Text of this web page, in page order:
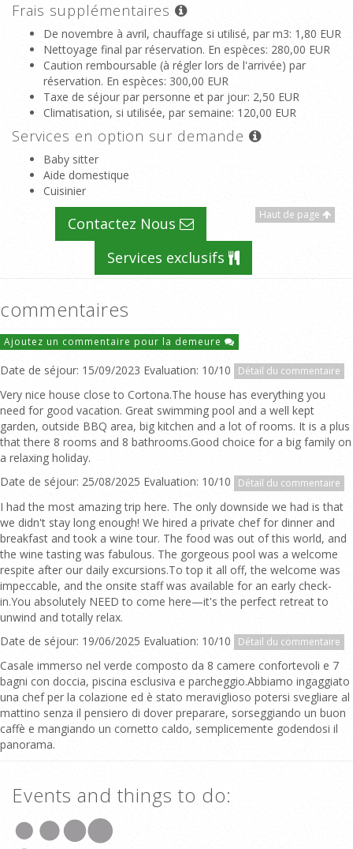
Frais supplémentaires
De novembre à avril, chauffage si utilisé, par m3: 1,80 EUR
Nettoyage final par réservation. En espèces: 280,00 EUR
Caution remboursable (à régler lors de l'arrivée) par
réservation. En espèces: 300,00 EUR
Taxe de séjour par personne et par jour: 2,50 EUR
Climatisation, si utilisée, par semaine: 120,00 EUR
Services en option sur demande
Baby sitter
Aide domestique
Cuisinier
Haut de page
Contactez Nous
Services exclusifs
commentaires
Ajoutez un commentaire pour la demeure
Date de séjour: 15/09/2023 Evaluation: 10/10 Détail du commentaire
Very nice house close to Cortona.The house has everything you
need for good vacation. Great swimming pool and a well kept
garden, outside BBQ area, big kitchen and a lot of rooms. It is a plus
that there 8 rooms and 8 bathrooms.Good choice for a big family on
a relaxing holiday.
Date de séjour: 25/08/2025 Evaluation: 10/10
Détail du commentaire
I had the most amazing trip here. The only downside we had is that
we didn't stay long enough! We hired a private chef for dinner and
breakfast and took a wine tour. The food was out of this world, and
the wine tasting was fabulous. The gorgeous pool was a welcome
respite after our daily excursions.To top it all off, the welcome was
impeccable, and the onsite staff was available for an early check-
in.You absolutely NEED to come here—it's the perfect retreat to
unwind and totally relax.
Date de séjour: 19/06/2025 Evaluation: 10/10
Détail du commentaire
Casale immerso nel verde composto da 8 camere confortevoli e 7
bagni con doccia, piscina esclusiva e parcheggio.Abbiamo ingaggiato
una chef per la colazione ed è stato meraviglioso potersi svegliare al
mattino senza il pensiero di dover preparare, sorseggiando un buon
caffè e mangiando un cornetto caldo, semplicemente godendosi il
panorama.
Events and things to do: